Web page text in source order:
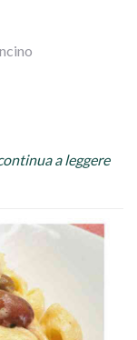
piccoli e
di cottura del
versarele olive,
a leggere